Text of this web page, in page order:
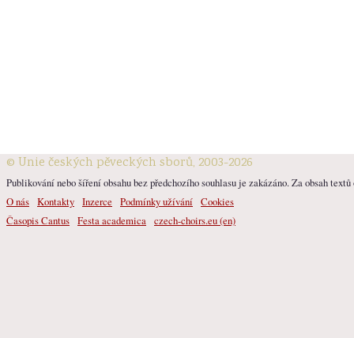
© Unie českých pěveckých sborů, 2003-2026
Publikování nebo šíření obsahu bez předchozího souhlasu je zakázáno. Za obsah
O nás Kontakty Inzerce Podmínky užívání Cookies
Časopis Cantus Festa academica czech-choirs.eu (en)